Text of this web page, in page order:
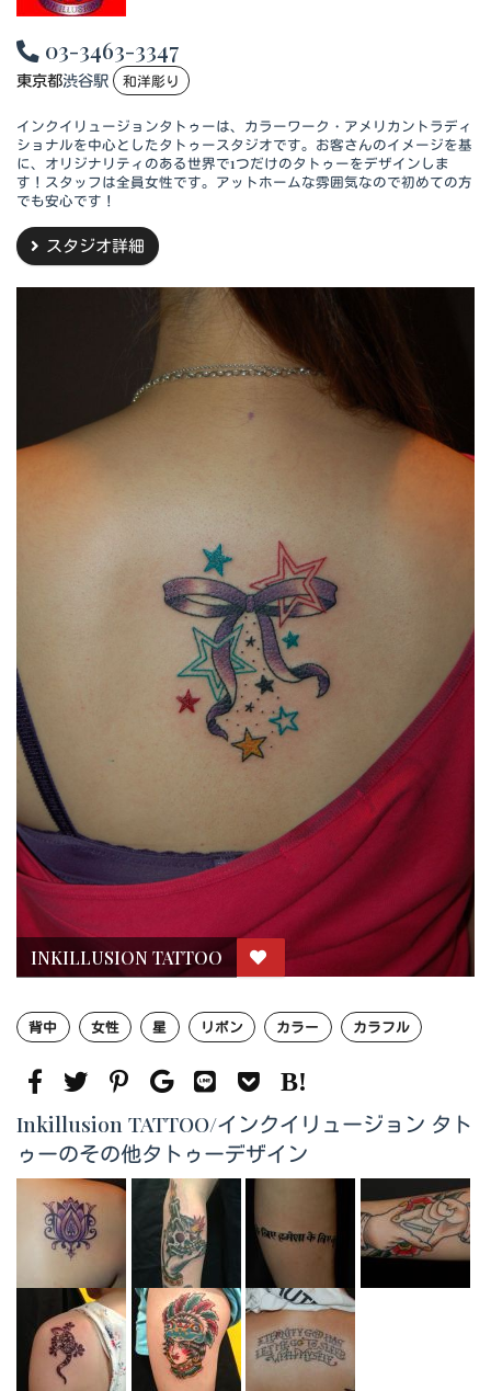
03-3463-3347
東京都渋谷駅 和洋彫り
インクイリュージョンタトゥーは、カラーワーク・アメリカントラディ
ショナルを中心としたタトゥースタジオです。お客さんのイメージを基
に、オリジナリティのある世界で1つだけのタトゥーをデザインしま
す！スタッフは全員女性です。アットホームな雰囲気なので初めての方
でも安心です！
スタジオ詳細
INKILLUSION TATTOO
背中 女性 星 リボン カラー カラフル
Inkillusion TATTOO/インクイリュージョン タト
ゥーのその他タトゥーデザイン